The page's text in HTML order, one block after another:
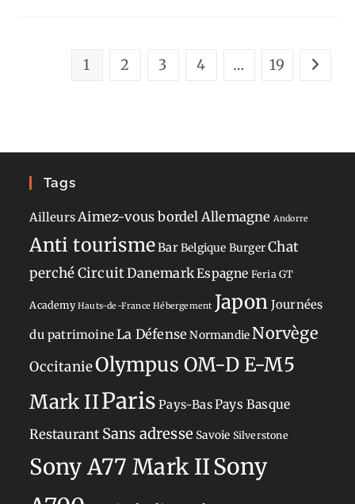
?
1 2 3 4 … 19 Aller à
Tags
AilleursAimez-vous bordel Allemagne Andorre
Anti tourismeBarBelgique BurgerChat
perchéCircuitDanemarkEspagne Feria GT
Academy Hauts-de-France Hébergement Japon Journées
du patrimoineLa Défense NormandieNorvège
OccitanieOlympus OM-D E-M5
Mark IIParis Pays-BasPays Basque
Restaurant Sans adresse Savoie Silverstone
Sony A77 Mark IISony